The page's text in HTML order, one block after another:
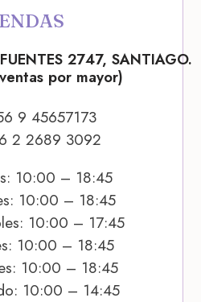
2747, SANTIAGO.
por mayor)
9 45657173
2 2689 3092
10:00 – 18:45
10:00 – 18:45
10:00 – 17:45
10:00 – 18:45
10:00 – 18:45
10:00 – 14:45